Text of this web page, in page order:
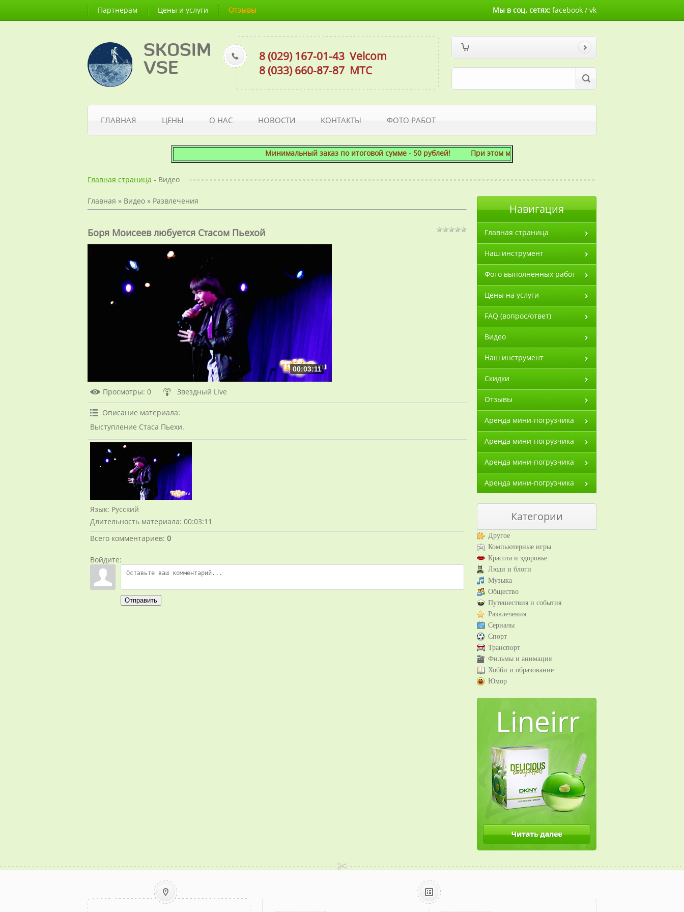
Партнерам Цены и услуги Отзывы Мы в соц. сетях: facebook / vk
SKOSIM
VSE
8 (029) 167-01-43 Velcom
8 (033) 660-87-87 МТС
ГЛАВНАЯ ЦЕНЫ О НАС НОВОСТИ КОНТАКТЫ ФОТО РАБОТ
Минимальный заказ по итоговой сумме - 50 рублей! При этом мы готовы скосить даже 1 сотку!
Главная страница - Видео
Главная » Видео » Развлечения
Боря Моисеев любуется Стасом Пьехой
00:03:11
Просмотры: 0 Звездный Live
Описание материала:
Выступление Стаса Пьехи.
Язык: Русский
Длительность материала: 00:03:11
Всего комментариев: 0
Войдите:
Отправить
Навигация
Главная страница
Наш инструмент
Фото выполненных работ
Цены на услуги
FAQ (вопрос/ответ)
Видео
Наш инструмент
Скидки
Отзывы
Аренда мини-погрузчика
Аренда мини-погрузчика
Аренда мини-погрузчика
Аренда мини-погрузчика
Категории
Другое
Компьютерные игры
Красота и здоровье
Люди и блоги
Музыка
Общество
Путешествия и события
Развлечения
Сериалы
Спорт
Транспорт
Фильмы и анимация
Хобби и образование
Юмор